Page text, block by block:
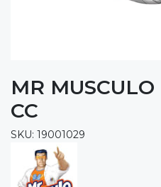
MR
CC
SKU: 19001029